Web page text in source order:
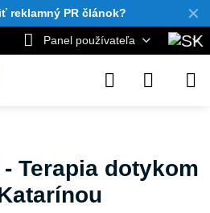
✕
reklamný PR článok?
Panel používateľa
Terapia dotykom